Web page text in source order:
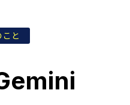
こと